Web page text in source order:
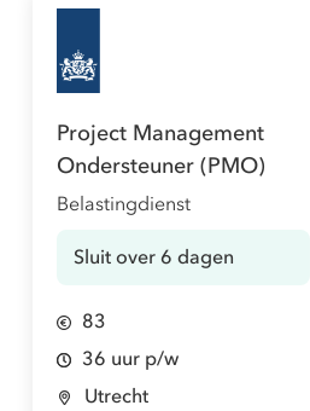
Project Management
Ondersteuner (PMO)
Belastingdienst
Sluit over 6 dagen
83
36 uur p/w
Utrecht